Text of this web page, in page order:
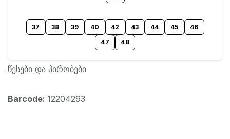
37 38 39 40 42 43 44 45
46
47
48
წესები და პირობები
Barcode: 12204293